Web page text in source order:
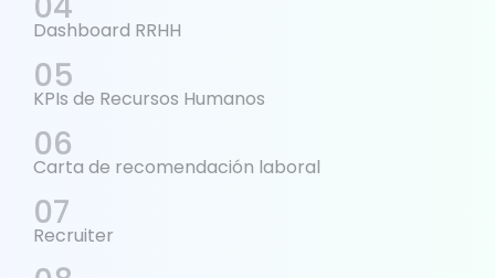
Dashboard RRHH
KPIs de Recursos Humanos
Carta de recomendación laboral
Recruiter